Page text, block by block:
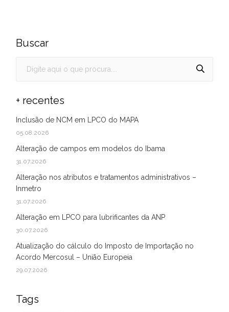
Buscar
+ recentes
Inclusão de NCM em LPCO do MAPA
05.08.2026
Alteração de campos em modelos do Ibama
31.07.2026
Alteração nos atributos e tratamentos administrativos –
Inmetro
31.07.2026
Alteração em LPCO para lubrificantes da ANP
30.07.2026
Atualização do cálculo do Imposto de Importação no
Acordo Mercosul – União Europeia
29.07.2026
Tags